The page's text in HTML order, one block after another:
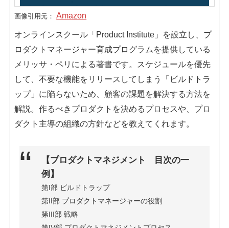
画像引用元：Amazon
オンラインスクール「Product Institute」を設立し、プ
ロダクトマネージャー育成プログラムを提供している
メリッサ・ペリによる著書です。スケジュールを優先
して、不要な機能をリリースしてしまう「ビルドトラ
ップ」に陥らないため、顧客の課題を解決する方法を
解説。作るべきプロダクトを決めるプロセスや、プロ
ダクト主導の組織の方針などを教えてくれます。
【プロダクトマネジメント 目次の一
例】
第I部 ビルドトラップ
第II部 プロダクトマネージャーの役割
第III部 戦略